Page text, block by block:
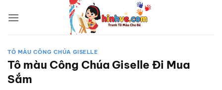
qua
TÔ MÀU CÔNG CHÚA GISELLE
Tô màu Công Chúa Giselle Đi Mua
Sắm